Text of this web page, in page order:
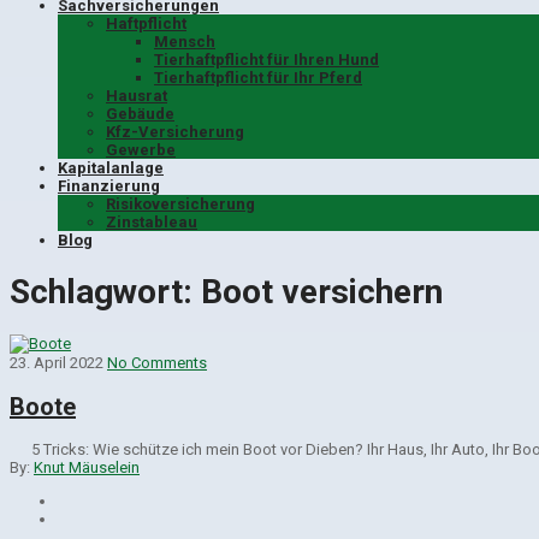
Sachversicherungen
Haftpflicht
Mensch
Tierhaftpflicht für Ihren Hund
Tierhaftpflicht für Ihr Pferd
Hausrat
Gebäude
Kfz-Versicherung
Gewerbe
Kapitalanlage
Finanzierung
Risikoversicherung
Zinstableau
Blog
Schlagwort: Boot versichern
23. April 2022 No Comments
Boote
5 Tricks: Wie schütze ich mein Boot vor Die­ben? Ihr Haus, Ihr Auto, Ihr
By: Knut Mäuselein